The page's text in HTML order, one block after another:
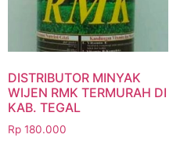
DISTRIBUTOR MINYAK
WIJEN RMK TERMURAH DI
KAB. TEGAL
Rp 180.000